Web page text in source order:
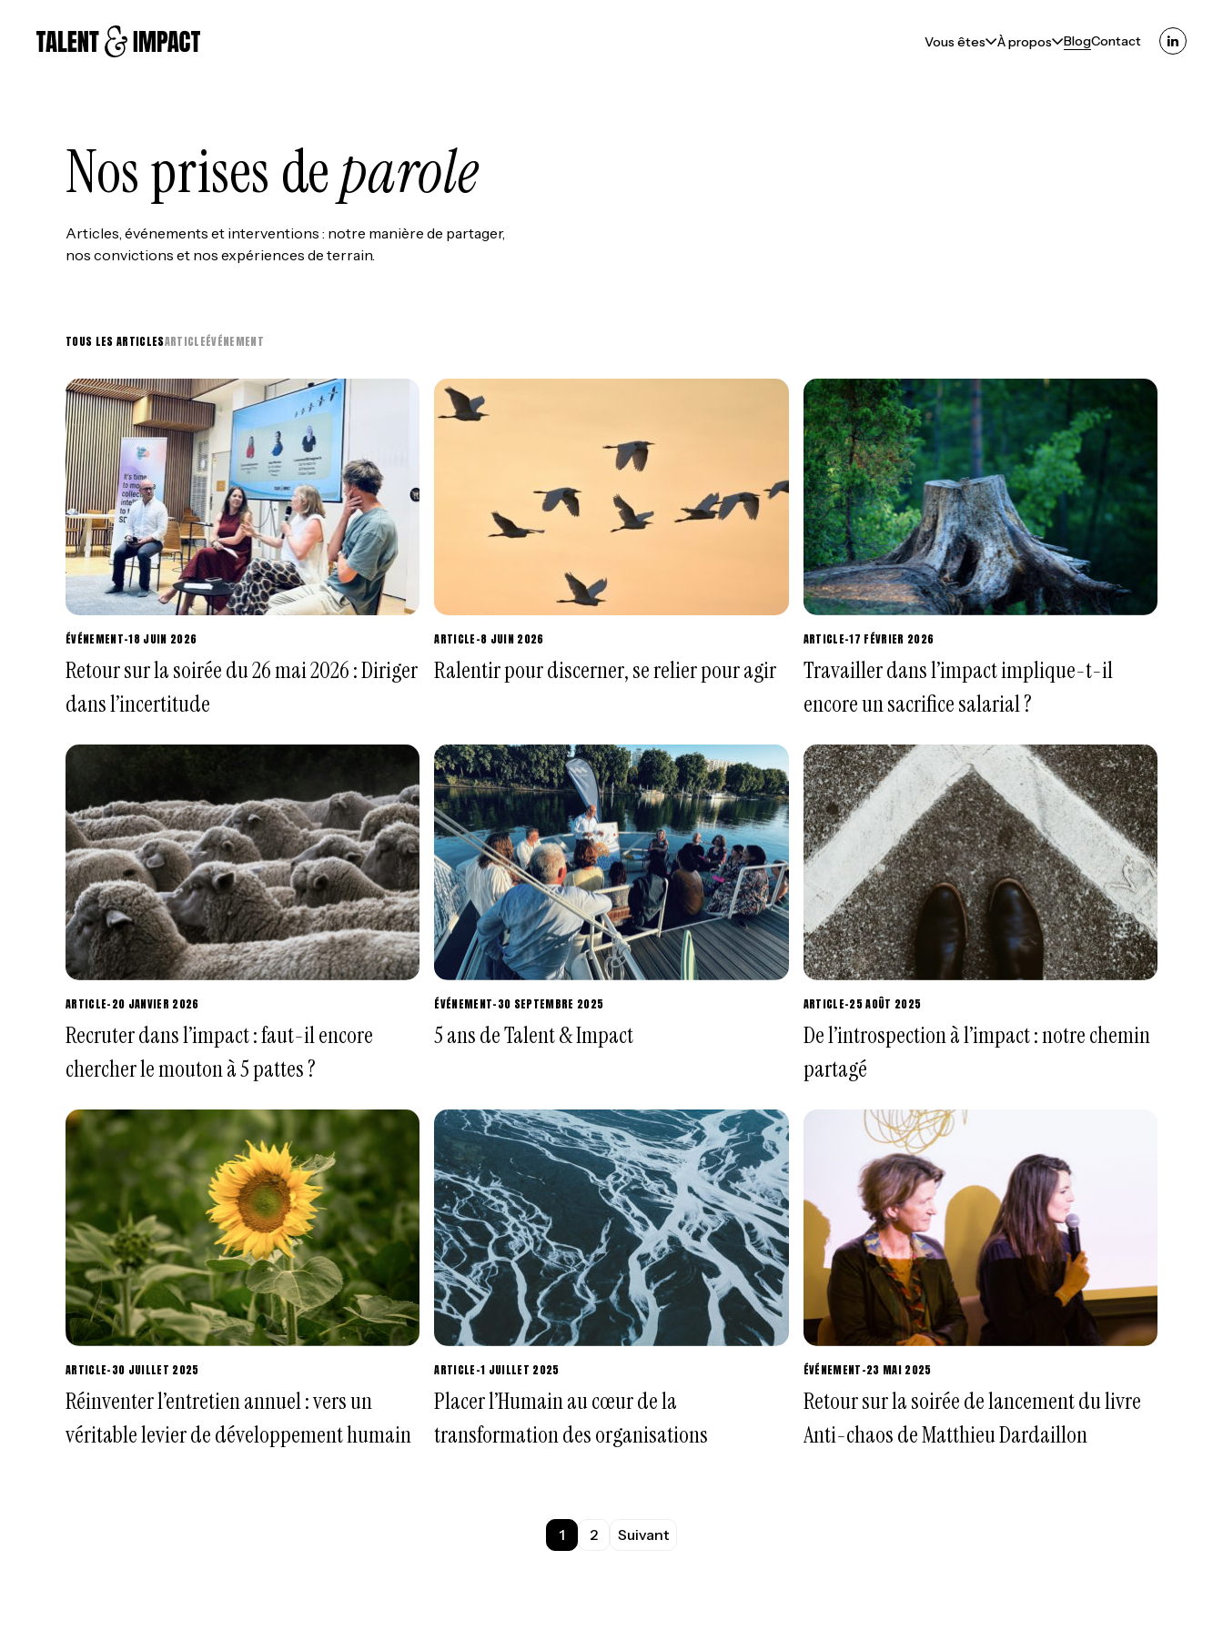
Vous êtes À propos BlogContact
Nos prises deparole
Articles, événements et interventions : notre manière de partager,
nos convictions et nos expériences de terrain.
TOUS LES ARTICLESARTICLEÉVÉNEMENT
ÉVÉNEMENT-18 JUIN 2026
Retour sur la soirée du 26 mai 2026 : Diriger
dans l’incertitude
ARTICLE-8 JUIN 2026
Ralentir pour discerner, se relier pour agir
ARTICLE-17 FÉVRIER 2026
Travailler dans l’impact implique-t-il
encore un sacrifice salarial ?
ARTICLE-20 JANVIER 2026
Recruter dans l’impact : faut-il encore
chercher le mouton à 5 pattes ?
ÉVÉNEMENT-30 SEPTEMBRE 2025
5 ans de Talent & Impact
ARTICLE-25 AOÛT 2025
De l’introspection à l’impact : notre chemin
partagé
ARTICLE-30 JUILLET 2025
Réinventer l’entretien annuel : vers un
véritable levier de développement humain
ARTICLE-1 JUILLET 2025
Placer l’Humain au cœur de la
transformation des organisations
ÉVÉNEMENT-23 MAI 2025
Retour sur la soirée de lancement du livre
Anti-chaos de Matthieu Dardaillon
1 2 Suivant